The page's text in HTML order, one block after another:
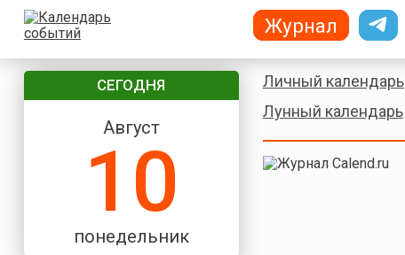
СЕГОДНЯ
Август
10
понедельник
Личный календарь
Лунный календарь
Журнал